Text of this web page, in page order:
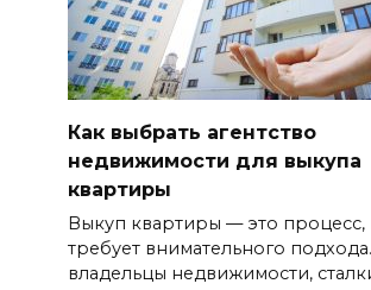
Как выбрать агентство
недвижимости для выкупа
квартиры
Выкуп квартиры — это процесс,
требует внимательного
владельцы недвижимости,